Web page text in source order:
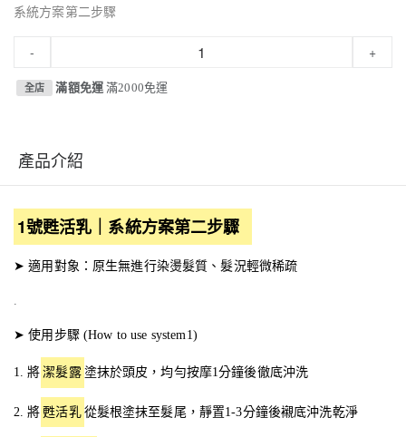
系統方案第二步驟
- +
全店 滿額免運滿2000免運
產品介紹
1號甦活乳｜系統方案第二步驟
➤ 適用對象：原生無進行染燙髮質、髮況輕微稀疏
.
➤ 使用步驟 (How to use system1)
1. 將 潔髮露 塗抹於頭皮，均勻按摩1分鐘後徹底沖洗
2. 將 甦活乳 從髮根塗抹至髮尾，靜置1-3分鐘後襯底沖洗乾淨